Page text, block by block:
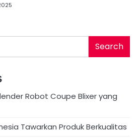
Search
Robot Coupe Blixer yang
Tawarkan Produk Berkualitas